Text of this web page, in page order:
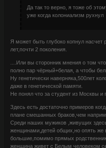
Да так то верно, я тоже об
уже когда колониализм рухнул
Я может быть глубоко копнул насчет
лет,почти 2 поколения.
....Или вы сторонник мнения о том
полно пар чёрный+белая, а чтобы
Ну генетически наверняка,500лет
даже в генетической памяти.
Не понял что за студент из Москвы и
Здесь есть достаточно примеров
плане смешанных браков,чем
Среди наших мужиков ,живущих
женщинами,детей общих,но опять же
большие,помимо прямых
женщина живет с Белым человеком